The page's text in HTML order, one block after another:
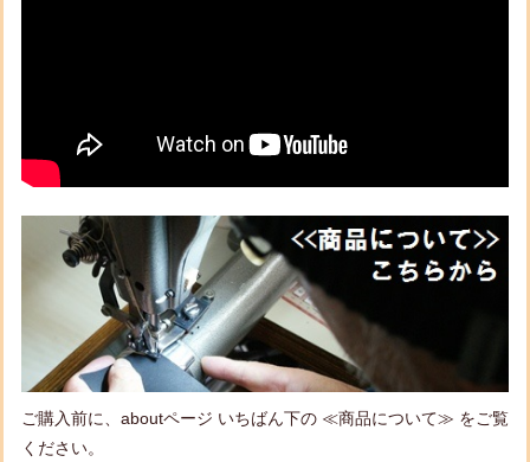
ご購入前に、aboutページ いちばん下の ≪商品について≫ をご覧
ください。